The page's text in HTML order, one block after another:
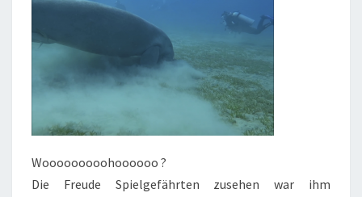
Wooooooooohoooooo ?
Die Freude Spielgefährten zusehen war ihm